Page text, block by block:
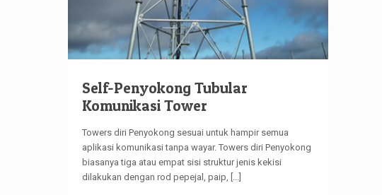
Self-Penyokong Tubular
Komunikasi Tower
Towers diri Penyokong sesuai untuk hampir semua
aplikasi komunikasi tanpa wayar. Towers diri Penyokong
biasanya tiga atau empat sisi struktur jenis kekisi
dilakukan dengan rod pepejal, paip,